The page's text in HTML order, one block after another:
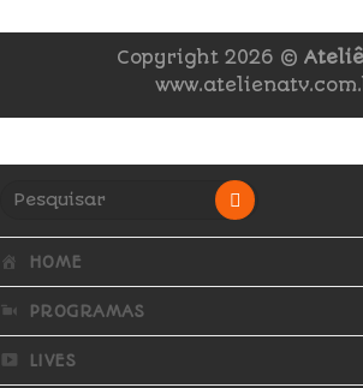
Copyright 2026 © Ateliê
HOME
PROGRAMAS
LIVES